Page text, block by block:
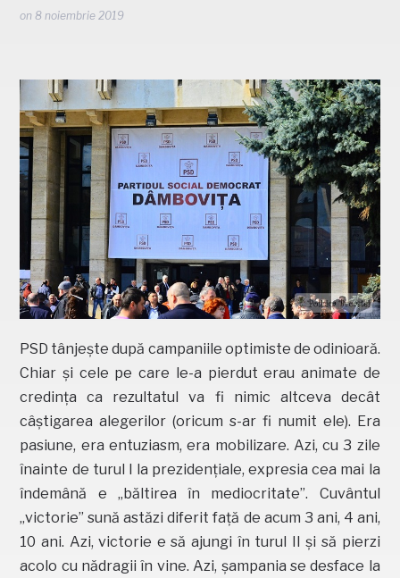
on8 noiembrie 2019
PSD tânjește după campaniile optimiste de odinioară.
Chiar și cele pe care le-a pierdut erau animate de
credința ca rezultatul va fi nimic altceva decât
câștigarea alegerilor (oricum s-ar fi numit ele). Era
pasiune, era entuziasm, era mobilizare. Azi, cu 3 zile
înainte de turul I la prezidențiale, expresia cea mai la
îndemână e „băltirea în mediocritate”. Cuvântul
„victorie” sună astăzi diferit față de acum 3 ani, 4 ani,
10 ani. Azi, victorie e să ajungi în turul II și să pierzi
acolo cu nădragii în vine. Azi, șampania se desface la